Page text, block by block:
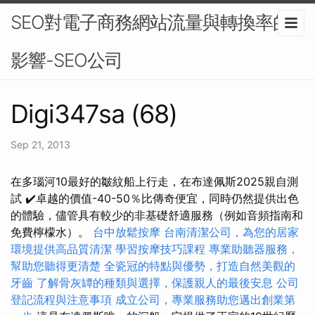
SEO對電子商務網站流量與轉換率的
影響-SEO公司
Digi347sa (68)
Sep 21, 2013
在多瑙河10最好的皺紋船上行走，在布達佩斯2025親自測
試 ✔️卓越的價值-40-50％比傳奇便宜，同時仍然提供出色
的體驗，儘管具有較少的非基礎舒適服務（例如音頻指南和
免費檸檬水）。 台中放鬆按摩 台南清潔公司，為您的居家
環境提供高品質清潔 學習按摩技巧課程 專業助聽器服務，
幫助您聽得更清楚 全瓷冠的特點與優勢，打造自然美觀的
牙齒 了解骨灰罈的種類與選擇，保護親人的最後安息 公司
登記流程與注意事項 成立公司，專業服務助您邁出創業第